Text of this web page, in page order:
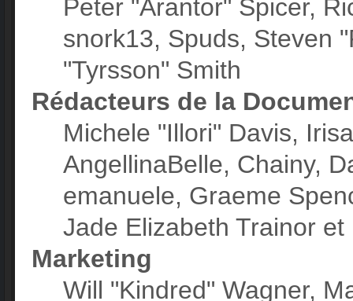
Peter "Arantor" Spicer,
snork13, Spuds, Steven
"Tyrsson" Smith
Rédacteurs de la
Michele "Illori" Davis,
AngellinaBelle, Chainy,
emanuele, Graeme
Jade Elizabeth Trainor
Marketing
Will "Kindred" Wagner,